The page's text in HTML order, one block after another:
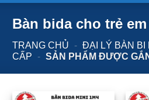
Bàn bida cho trẻ em
TRANG CHỦ - ĐẠI LÝ BÀN BI
CẤP
- SẢN PHẨM ĐƯỢC